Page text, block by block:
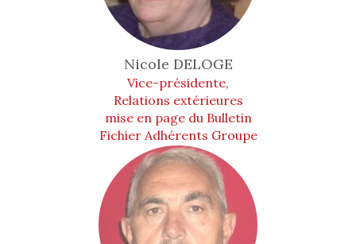
Nicole DELOGE
Vice-présidente,
Relations extérieures
mise en page du Bulletin
Fichier Adhérents Groupe
Animation